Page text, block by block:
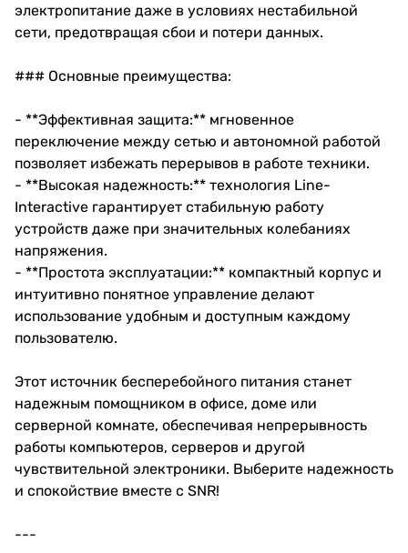
электропитание даже в условиях нестабильной
сети, предотвращая сбои и потери данных.
### Основные преимущества:
- **Эффективная защита:** мгновенное
переключение между сетью и автономной работой
позволяет избежать перерывов в работе техники.
- **Высокая надежность:** технология Line-
Interactive гарантирует стабильную работу
устройств даже при значительных колебаниях
напряжения.
- **Простота эксплуатации:** компактный корпус и
интуитивно понятное управление делают
использование удобным и доступным каждому
пользователю.
Этот источник бесперебойного питания станет
надежным помощником в офисе, доме или
серверной комнате, обеспечивая непрерывность
работы компьютеров, серверов и другой
чувствительной электроники. Выберите надежность
и спокойствие вместе с SNR!
---